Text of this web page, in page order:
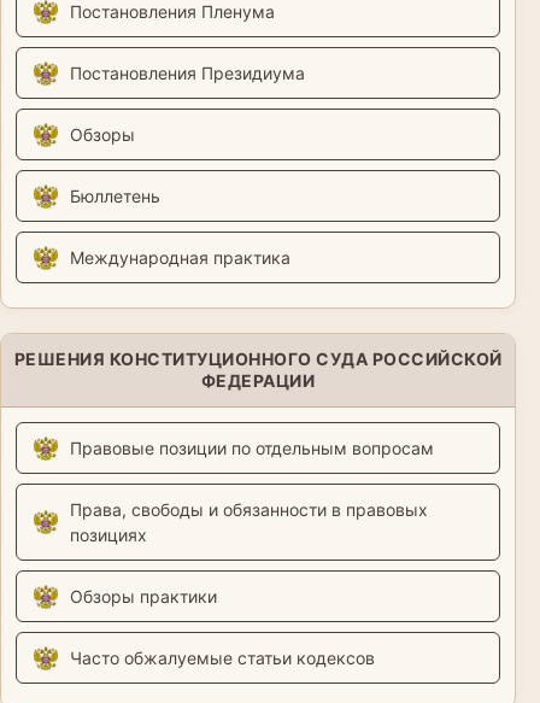
Постановления Пленума
Постановления Президиума
Обзоры
Бюллетень
Международная практика
РЕШЕНИЯ КОНСТИТУЦИОННОГО СУДА РОССИЙСКОЙ
ФЕДЕРАЦИИ
Правовые позиции по отдельным вопросам
Права, свободы и обязанности в правовых
позициях
Обзоры практики
Часто обжалуемые статьи кодексов